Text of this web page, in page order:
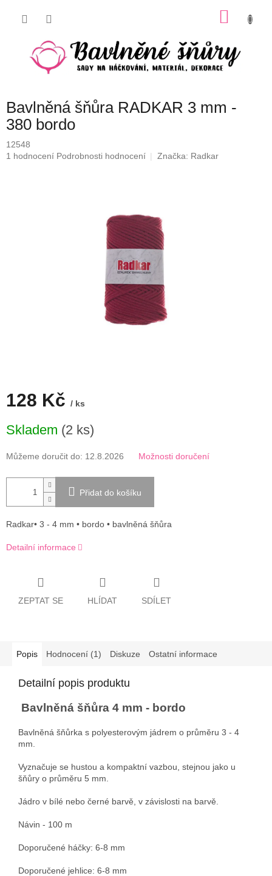
Bavlněná šňůra RADKAR 3 mm -
380 bordo
12548
Průměrné
1 hodnocení Podrobnosti hodnocení Značka: Radkar
128 Kč / ks
cena:
Skladem (2 ks)
Můžeme doručit do: 12.8.2026 Možnosti doručení
Přidat do košíku
Radkar• 3 - 4 mm • bordo • bavlněná šňůra
Detailní informace
ZEPTAT SE HLÍDAT SDÍLET
Popis Hodnocení (1) Diskuze Ostatní informace
Detailní popis produktu
Bavlněná šňůra 4 mm - bordo
Bavlněná šňůrka s polyesterovým jádrem o průměru 3 - 4
mm.
Vyznačuje se hustou a kompaktní vazbou, stejnou jako u
šňůry o průměru 5 mm.
Jádro v bílé nebo černé barvě, v závislosti na barvě.
Návin - 100 m
Doporučené háčky: 6-8 mm
Doporučené jehlice: 6-8 mm